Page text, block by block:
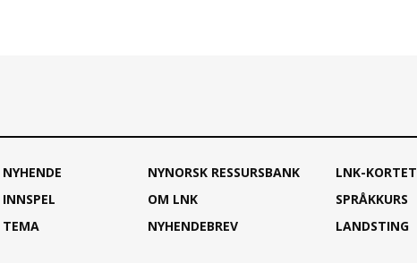
NYHENDE
INNSPEL
TEMA
NYNORSK RESSURSBANK
OM LNK
NYHENDEBREV
LNK-KORTET
SPRÅKKURS
LANDSTING